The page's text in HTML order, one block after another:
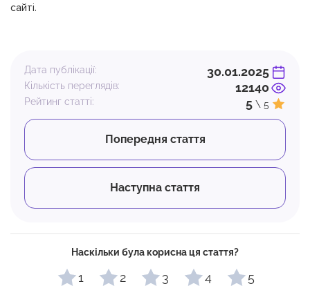
сайті.
Дата публікації: 30.01.2025
Кількість переглядів: 12140
Рейтинг статті: 5 \ 5
Попередня стаття
Наступна стаття
Наскільки була корисна ця стаття?
1 2 3 4 5